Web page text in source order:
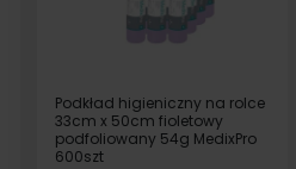
Podkład higieniczny na rolce
33cm x 50cm fioletowy
podfoliowany 54g MedixPro
600szt